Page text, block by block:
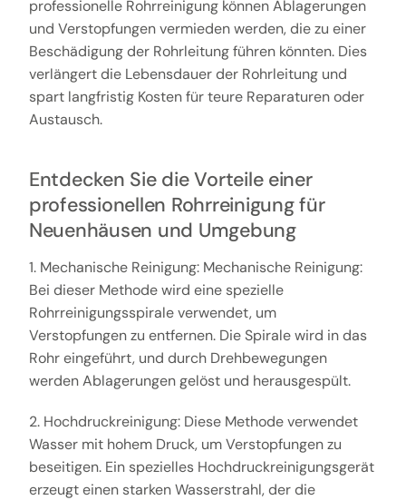
professionelle Rohrreinigung können Ablagerungen
und Verstopfungen vermieden werden, die zu einer
Beschädigung der Rohrleitung führen könnten. Dies
verlängert die Lebensdauer der Rohrleitung und
spart langfristig Kosten für teure Reparaturen oder
Austausch.
Entdecken Sie die Vorteile einer
professionellen Rohrreinigung für
Neuenhäusen und Umgebung
1. Mechanische Reinigung: Mechanische Reinigung:
Bei dieser Methode wird eine spezielle
Rohrreinigungsspirale verwendet, um
Verstopfungen zu entfernen. Die Spirale wird in das
Rohr eingeführt, und durch Drehbewegungen
werden Ablagerungen gelöst und herausgespült.
2. Hochdruckreinigung: Diese Methode verwendet
Wasser mit hohem Druck, um Verstopfungen zu
beseitigen. Ein spezielles Hochdruckreinigungsgerät
erzeugt einen starken Wasserstrahl, der die